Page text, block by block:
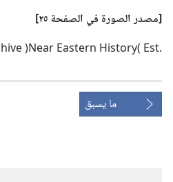
‏[مصدر الصورة في الصفحة ٢٥]‏
)Near Eastern History( Est.‎
ما يسبق